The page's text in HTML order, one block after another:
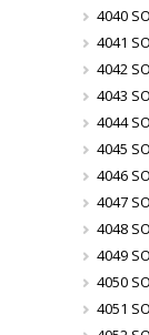
4040
4041
4042
4043
4044
4045
4046
4047
4048
4049
4050
4051